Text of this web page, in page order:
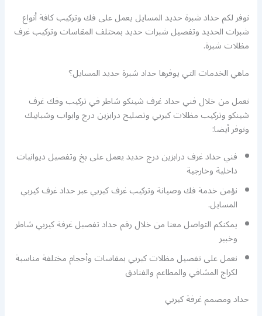
نوفر لكم حداد شبرة حديد المسايل يعمل على فك وتركيب كافة أنواع
شبرات الحديد وتفصيل شبرات حديد بمختلف المقاسات وتركيب غرف
مظلات شبرة.
ماهي الخدمات التي يوفرها حداد شبرة حديد المسايل؟
نعمل من خلال فني حداد غرف شينكو شاطر في تركيب وفك غرف
شينكو وتركيب مظلات كيربي وتصليح درابزين درج وابواب وشبابيك
ونوفر أيضا:
فني حداد غرف درابزين درج حديد يعمل على بخ وتفصيل ديوانيات
داخلية وخارجية
نؤمن خدمة فك وصيانة وتركيب غرف كيربي عبر حداد غرف كيربي
المسايل.
يمكنكم التواصل معنا من خلال رقم حداد تفصيل غرفة كيربي شاطر
وخبير
نعمل على تفصيل مظلات كيربي بمقاسات وأحجام مختلفة مناسبة
لكراج المشافي والمطاعم والفنادق
حداد ومصمم غرفة كيربي